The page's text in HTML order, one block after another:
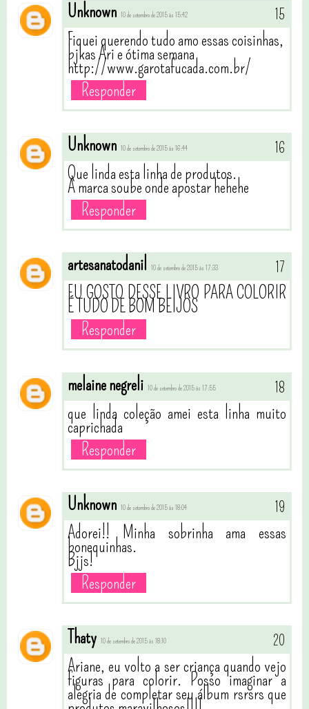
Unknown 10 de setembro de 2015 às 15:42
Fiquei querendo tudo amo essas coisinhas,
bjkas Ari e ótima semana
http://www.garotafucada.com.br/
Responder
Unknown 10 de setembro de 2015 às 16:44
Que linda esta linha de produtos.
A marca soube onde apostar hehehe
Responder
artesanatodanil 10 de setembro de 2015 às 17:33
EU GOSTO DESSE LIVRO PARA COLORIR
É TUDO DE BOM BEIJOS
Responder
melaine negreli 10 de setembro de 2015 às 17:55
que linda coleção amei esta linha muito
caprichada
Responder
Unknown 10 de setembro de 2015 às 18:04
Adorei!! Minha sobrinha ama essas
bonequinhas.
Bjjs!
Responder
Thaty 10 de setembro de 2015 às 18:10
Ariane, eu volto a ser criança quando vejo
figuras para colorir. Posso imaginar a
alegria de completar seu álbum rsrsrs que